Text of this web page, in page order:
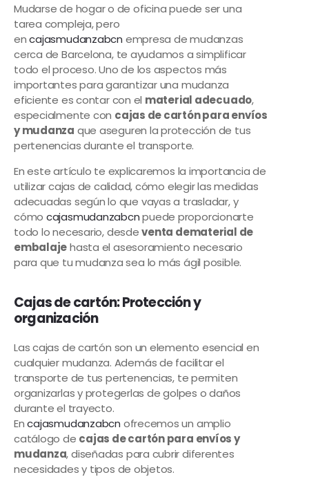
Mudarse de hogar o de oficina puede ser una
tarea compleja, pero
encajasmudanzabcn empresa de mudanzas
cerca de Barcelona, te ayudamos a simplificar
todo el proceso. Uno de los aspectos más
importantes para garantizar una mudanza
eficiente es contar con el material adecuado,
especialmente con cajas de cartón para envíos
y mudanza que aseguren la protección de tus
pertenencias durante el transporte.
En este artículo te explicaremos la importancia de
utilizar cajas de calidad, cómo elegir las medidas
adecuadas según lo que vayas a trasladar, y
cómo cajasmudanzabcnpuede proporcionarte
todo lo necesario, desdeventa dematerial de
embalajehasta el asesoramiento necesario
para que tu mudanza sea lo más ágil posible.
Cajas de cartón: Protección y
organización
Las cajas de cartón son un elemento esencial en
cualquier mudanza. Además de facilitar el
transporte de tus pertenencias, te permiten
organizarlas y protegerlas de golpes o daños
durante el trayecto.
Encajasmudanzabcn ofrecemos un amplio
catálogo de cajas de cartón para envíos y
mudanza, diseñadas para cubrir diferentes
necesidades y tipos de objetos.